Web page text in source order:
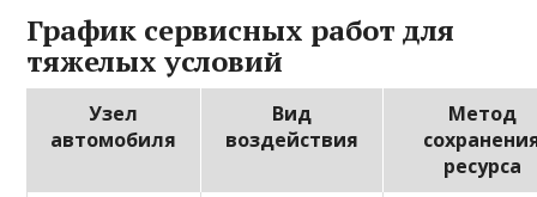
График сервисных работ для
тяжелых условий
Узел
автомобиля
Вид
воздействия
Метод
ресурса